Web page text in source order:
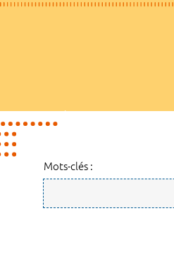
Mots-clés :